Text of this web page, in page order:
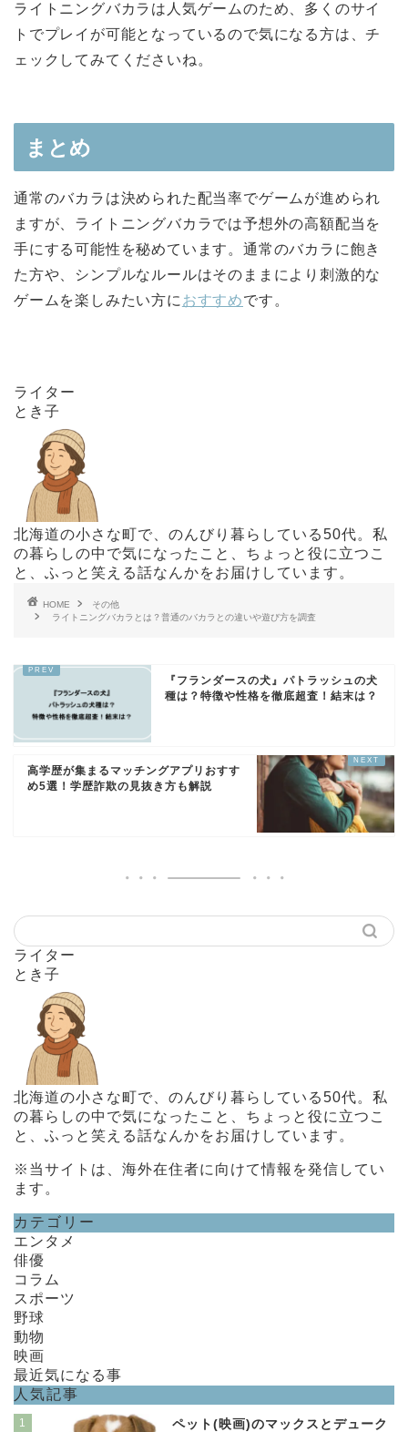
ライトニングバカラは人気ゲームのため、多くのサイ
トでプレイが可能となっているので気になる方は、チ
ェックしてみてくださいね。
まとめ
通常のバカラは決められた配当率でゲームが進められ
ますが、ライトニングバカラでは予想外の高額配当を
手にする可能性を秘めています。通常のバカラに飽き
た方や、シンプルなルールはそのままにより刺激的な
ゲームを楽しみたい方に おすすめです。
ライター
とき子
北海道の小さな町で、のんびり暮らしている50代。私
の暮らしの中で気になったこと、ちょっと役に立つこ
と、ふっと笑える話なんかをお届けしています。
HOME
その他
ライトニングバカラとは？普通のバカラとの違いや遊び方を調査
『フランダースの犬』パトラッシュの犬
種は？特徴や性格を徹底超査！結末は？
高学歴が集まるマッチングアプリおすす
め5選！学歴詐欺の見抜き方も解説
ライター
とき子
北海道の小さな町で、のんびり暮らしている50代。私
の暮らしの中で気になったこと、ちょっと役に立つこ
と、ふっと笑える話なんかをお届けしています。
※当サイトは、海外在住者に向けて情報を発信してい
ます。
カテゴリー
エンタメ
俳優
コラム
スポーツ
野球
動物
映画
最近気になる事
人気記事
1
ペット(映画)のマックスとデューク